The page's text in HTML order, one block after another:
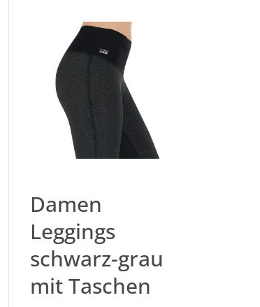
Damen
Leggings
schwarz-grau
mit Taschen